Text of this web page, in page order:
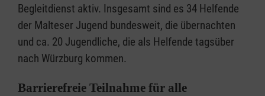
Begleitdienst aktiv. Insgesamt sind es 34 Helfende
der Malteser Jugend bundesweit, die übernachten
und ca. 20 Jugendliche, die als Helfende tagsüber
nach Würzburg kommen.
Barrierefreie Teilnahme für alle